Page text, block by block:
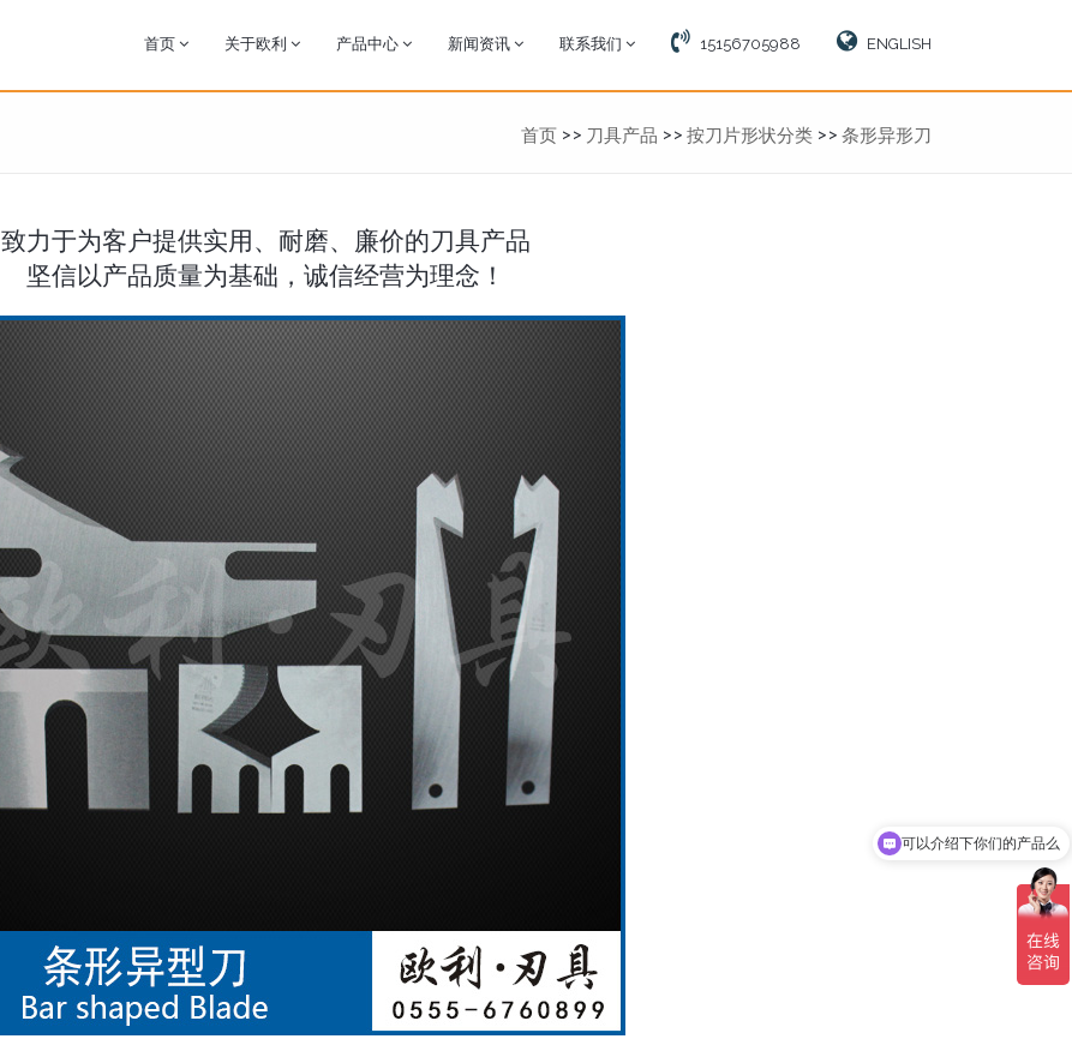
15156705988 ENGLISH
首页 关于欧利 产品中心 新闻资讯 联系我们
首页 >> 刀具产品 >> 按刀片形状分类 >> 条形异形刀
致力于为客户提供实用、耐磨、廉价的刀具产品
坚信以产品质量为基础，诚信经营为理念！
可以介绍下你们的产品么